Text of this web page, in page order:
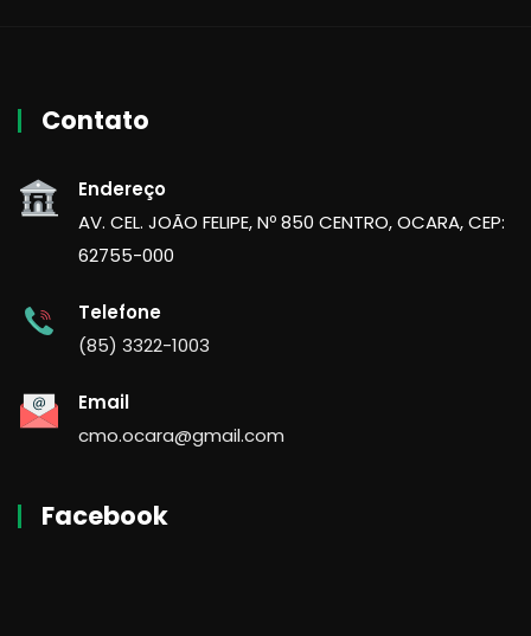
Contato
Endereço
AV. CEL. JOÃO FELIPE, Nº 850 CENTRO, OCARA, CEP:
62755-000
Telefone
(85) 3322-1003
Email
cmo.ocara@gmail.com
Facebook